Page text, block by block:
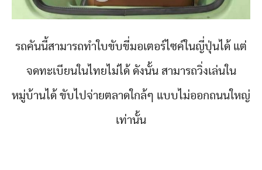
รถคันนี้สามารถทำใบขับขี่มอเตอร์ไซค์ในญี่ปุ่นได้ แต่
จดทะเบียนในไทยไม่ได้ ดังนั้น สามารถวิ่งเล่นใน
หมู่บ้านได้ ขับไปจ่ายตลาดใกล้ๆ แบบไม่ออกถนนใหญ่
เท่านั้น